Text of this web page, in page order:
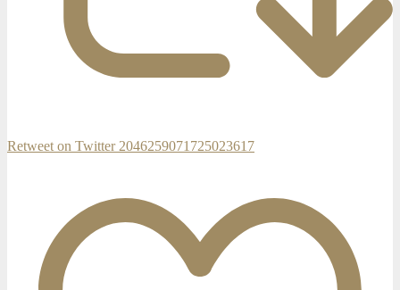
Retweet on Twitter 2046259071725023617